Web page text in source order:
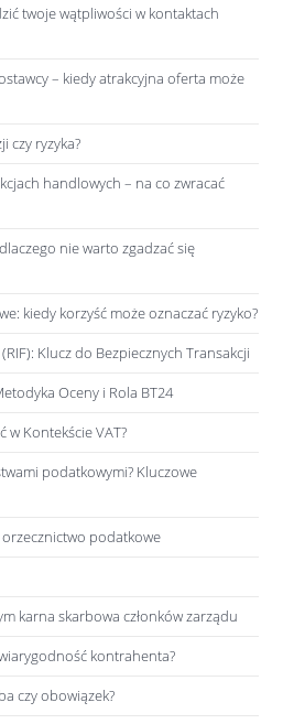
twoje wątpliwości w kontaktach
– kiedy atrakcyjna oferta może
czy ryzyka?
handlowych – na co zwracać
nie warto zgadzać się
kiedy korzyść może oznaczać ryzyko?
Klucz do Bezpiecznych Transakcji
Oceny i Rola BT24
w Kontekście VAT?
podatkowymi? Kluczowe
orzecznictwo podatkowe
karna skarbowa członków zarządu
kontrahenta?
czy obowiązek?